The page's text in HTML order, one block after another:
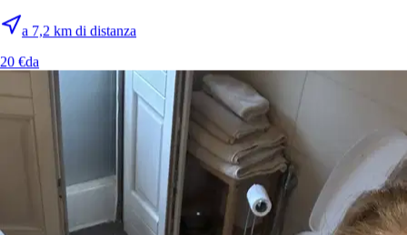
a 7,2 km di distanza
20 €da